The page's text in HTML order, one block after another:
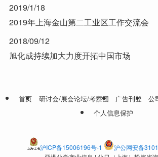
2019/1/18
2019年上海金山第二工业区工作交流会
2018/09/12
旭化成持续加大力度开拓中国市场
首页 研讨会/展会论坛/考察团 广告刊登 公
个人信息保护
沪ICP备15006196号-1
沪公网安备